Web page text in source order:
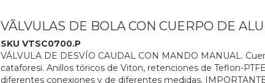
VÃLVULAS DE BOLA CON CUERPO DE
SKU VTSC0700.P
VÁLVULA DE DESVÍO CAUDAL CON MANDO MANUAL.
cataforesi. Anillos tóricos de Viton, retenciones de Teflon-
diferentes conexiones y de diferentes medidas.